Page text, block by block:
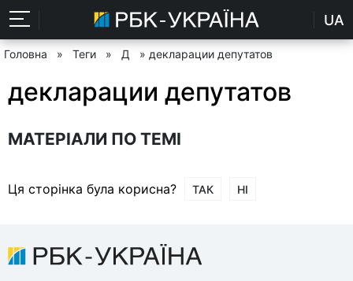
UA
Головна » Теги » Д » декларации депутатов
декларации депутатов
МАТЕРІАЛИ ПО ТЕМІ
Ця сторінка була корисна? ТАК НІ